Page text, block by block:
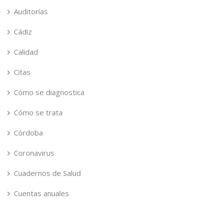
Auditorías
Cádiz
Calidad
Citas
Cómo se diagnostica
Cómo se trata
Córdoba
Coronavirus
Cuadernos de Salud
Cuentas anuales